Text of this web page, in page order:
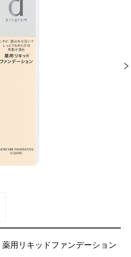
用リキッドファンデーション